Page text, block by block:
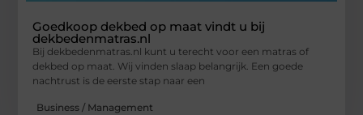
Goedkoop dekbed op maat vindt u bij
dekbedenmatras.nl
Bij dekbedenmatras.nl kunt u terecht voor een matras of
dekbed op maat. Wij vinden slaap belangrijk. Een goede
nachtrust is de eerste stap naar een
Business / Management